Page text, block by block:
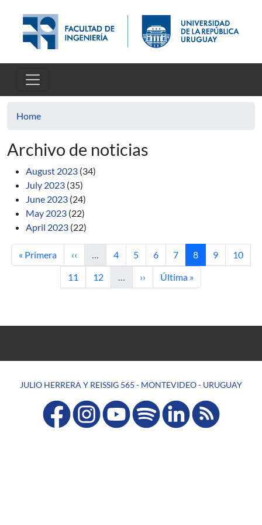
Home
Archivo de noticias
August 2023 (34)
July 2023 (35)
June 2023 (24)
May 2023 (22)
April 2023 (22)
First page
« Primera Previous page
‹‹ … Page
4 Page
5 Page
6 Page
7 Current page
8 Page
9 Page
10
Page
11 Page
12 … Next page
›› Last page
Última »
JULIO HERRERA Y REISSIG 565 - MONTEVIDEO - URUGUAY